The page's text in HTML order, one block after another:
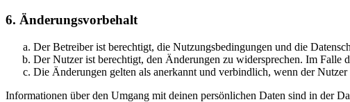
6. Änderungsvorbehalt
Der Betreiber ist berechtigt, die Nutzungsbedingungen und die
Der Nutzer ist berechtigt, den Änderungen zu widersprechen. Im Falle
Die Änderungen gelten als anerkannt und verbindlich, wenn der
Informationen über den Umgang mit deinen persönlichen Daten sind in der